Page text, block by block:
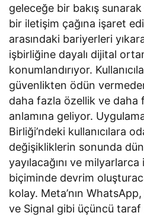
geleceğe bir bakış
bir iletişim çağına işaret
arasındaki bariyerleri
işbirliğine dayalı dijital
konumlandırıyor.
güvenlikten ödün
daha fazla özellik ve daha
anlamına geliyor.
Birliği’ndeki kullanıcılara
değişikliklerin sonunda
yayılacağını ve
biçiminde devrim
kolay. Meta’nın
ve Signal gibi üçüncü taraf